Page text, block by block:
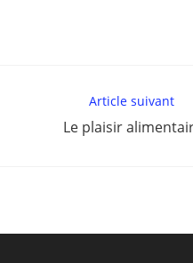
Article suivant
Le plaisir